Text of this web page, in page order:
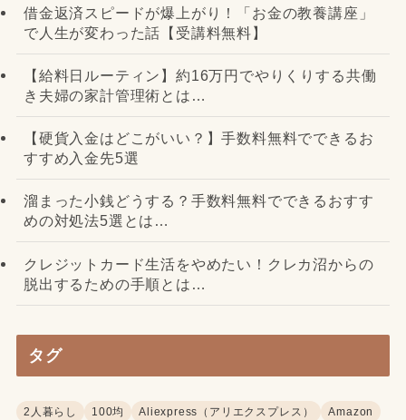
借金返済スピードが爆上がり！「お金の教養講座」
で人生が変わった話【受講料無料】
【給料日ルーティン】約16万円でやりくりする共働
き夫婦の家計管理術とは…
【硬貨入金はどこがいい？】手数料無料でできるお
すすめ入金先5選
溜まった小銭どうする？手数料無料でできるおすす
めの対処法5選とは…
クレジットカード生活をやめたい！クレカ沼からの
脱出するための手順とは…
タグ
2人暮らし 100均 Aliexpress（アリエクスプレス）
Amazon